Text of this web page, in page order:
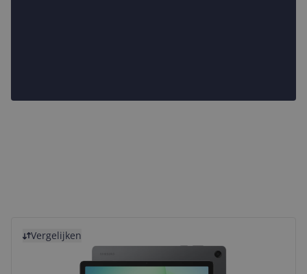
Vergelijken